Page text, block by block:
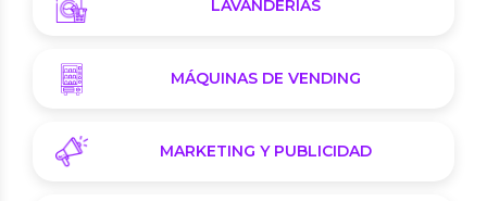
LAVANDERÍAS
MÁQUINAS DE VENDING
MARKETING Y PUBLICIDAD